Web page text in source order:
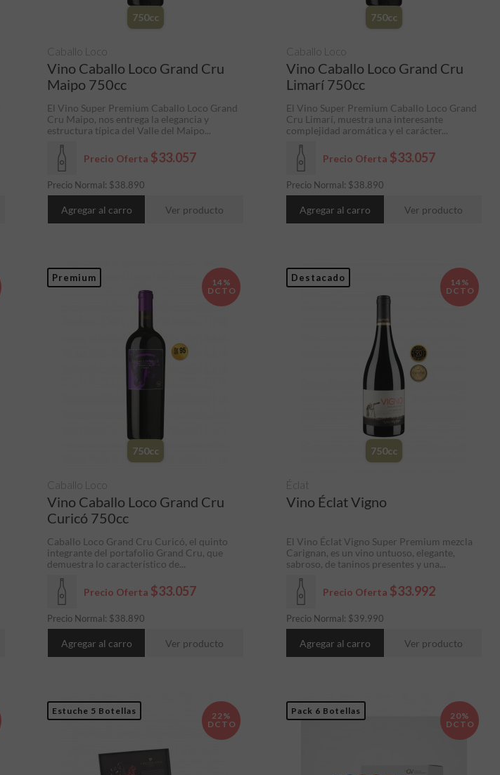
750cc
Vino Caballo Loco Grand Cru
Maipo 750cc
Precio Oferta $33.057
Precio Normal: $38.890
Caballo Loco
El Vino Super Premium Caballo Loco Grand
Cru Maipo, nos entrega la elegancia y
estructura típica del Valle del Maipo...
Agregar al carro Ver producto
750cc
Vino Caballo Loco Grand Cru
Limarí 750cc
Precio Oferta $33.057
Precio Normal: $38.890
Caballo Loco
El Vino Super Premium Caballo Loco Grand
Cru Limarí, muestra una interesante
complejidad aromática y el carácter...
Agregar al carro Ver producto
Premium
14%
DCTO
750cc
Vino Caballo Loco Grand Cru
Curicó 750cc
Precio Oferta $33.057
Precio Normal: $38.890
Caballo Loco
Caballo Loco Grand Cru Curicó, el quinto
integrante del portafolio Grand Cru, que
demuestra lo característico de...
Agregar al carro Ver producto
Destacado
14%
DCTO
750cc
Vino Éclat Vigno
Precio Oferta $33.992
Precio Normal: $39.990
Éclat
El Vino Éclat Vigno Super Premium mezcla
Carignan, es un vino untuoso, elegante,
sabroso, de taninos presentes y una...
Agregar al carro Ver producto
Estuche 5 Botellas
22%
DCTO
Pack 6 Botellas
20%
DCTO